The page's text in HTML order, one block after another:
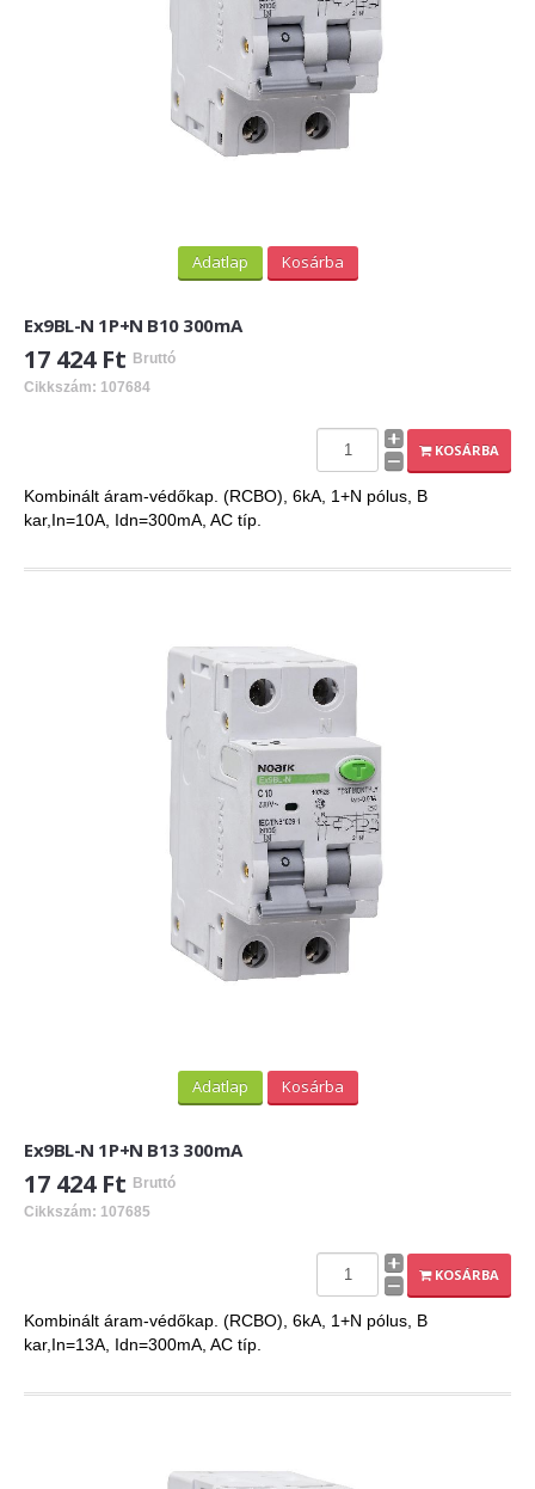
Adatlap Kosárba
Ex9BL-N 1P+N B10 300mA
17 424 Ft Bruttó
Cikkszám: 107684
KOSÁRBA
Kombinált áram-védőkap. (RCBO), 6kA, 1+N pólus, B
kar,In=10A, Idn=300mA, AC típ.
Adatlap Kosárba
Ex9BL-N 1P+N B13 300mA
17 424 Ft Bruttó
Cikkszám: 107685
KOSÁRBA
Kombinált áram-védőkap. (RCBO), 6kA, 1+N pólus, B
kar,In=13A, Idn=300mA, AC típ.